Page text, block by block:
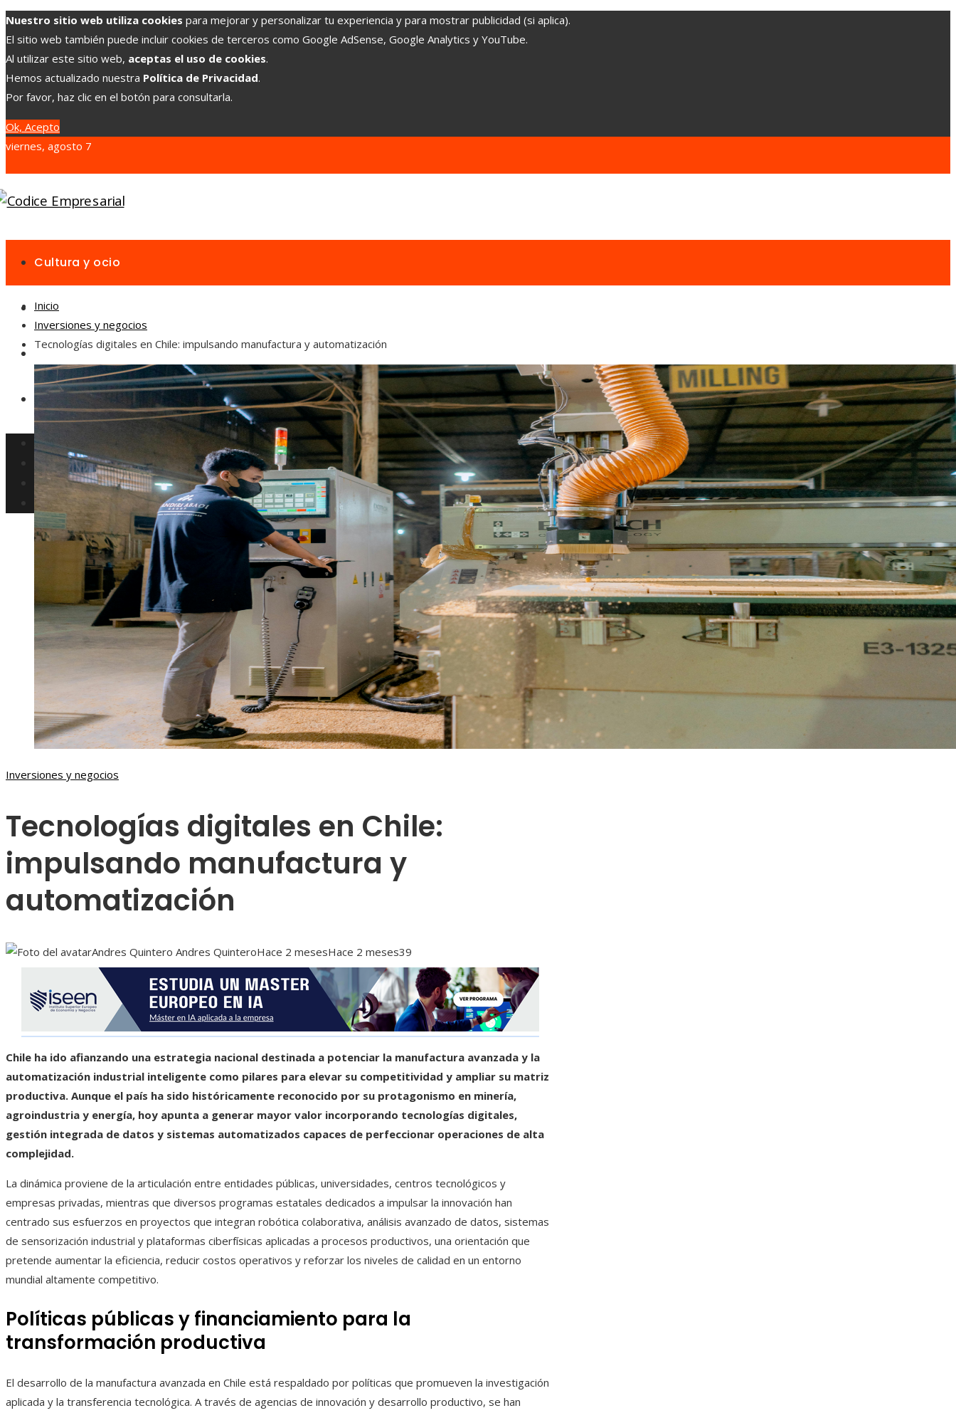
Nuestro sitio web utiliza cookies para mejorar y personalizar tu experiencia y para mostrar publicidad (si aplica).
El sitio web también puede incluir cookies de terceros como Google AdSense, Google Analytics y YouTube.
Al utilizar este sitio web, aceptas el uso de cookies.
Hemos actualizado nuestra Política de Privacidad.
Por favor, haz clic en el botón para consultarla.
Ok, Acepto
viernes, agosto 7
Cultura y ocio
Inversiones y negocios
Responsabilidad social
Ciencia y tecnología
Cultura y ocio
Inversiones y negocios
Responsabilidad social
Ciencia y tecnología
Inicio
Inversiones y negocios
Tecnologías digitales en Chile: impulsando manufactura y automatización
Inversiones y negocios
Tecnologías digitales en Chile:
impulsando manufactura y
automatización
Andres Quintero Andres QuinteroHace 2 mesesHace 2 meses39
Chile ha ido afianzando una estrategia nacional destinada a potenciar la manufactura avanzada y la
automatización industrial inteligente como pilares para elevar su competitividad y ampliar su matriz
productiva. Aunque el país ha sido históricamente reconocido por su protagonismo en minería,
agroindustria y energía, hoy apunta a generar mayor valor incorporando tecnologías digitales,
gestión integrada de datos y sistemas automatizados capaces de perfeccionar operaciones de alta
complejidad.
La dinámica proviene de la articulación entre entidades públicas, universidades, centros tecnológicos y
empresas privadas, mientras que diversos programas estatales dedicados a impulsar la innovación han
centrado sus esfuerzos en proyectos que integran robótica colaborativa, análisis avanzado de datos, sistemas
de sensorización industrial y plataformas ciberfísicas aplicadas a procesos productivos, una orientación que
pretende aumentar la eficiencia, reducir costos operativos y reforzar los niveles de calidad en un entorno
mundial altamente competitivo.
Políticas públicas y financiamiento para la
transformación productiva
El desarrollo de la manufactura avanzada en Chile está respaldado por políticas que promueven la investigación
aplicada y la transferencia tecnológica. A través de agencias de innovación y desarrollo productivo, se han